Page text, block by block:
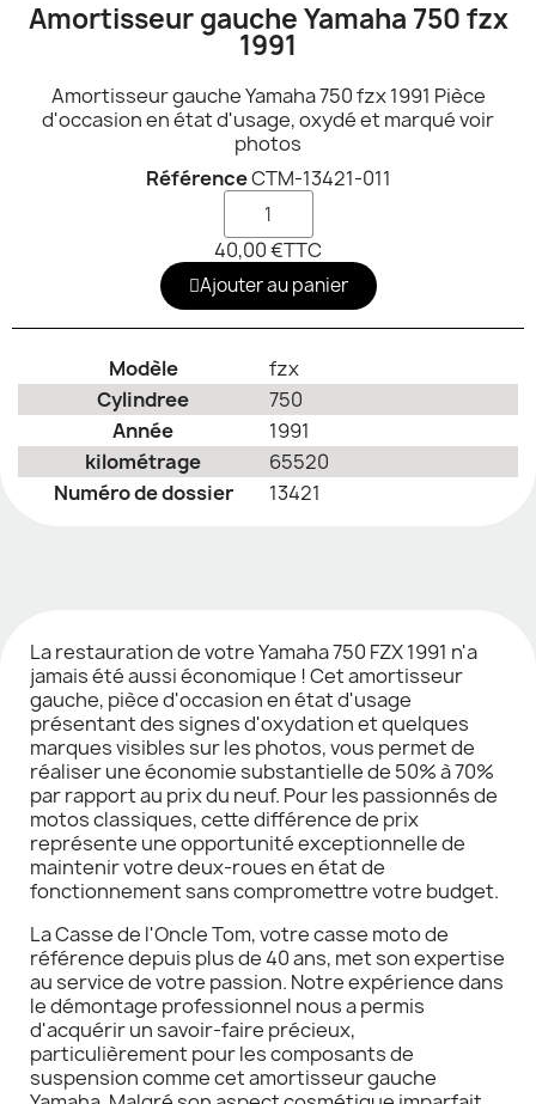
Amortisseur gauche Yamaha 750 fzx
1991
Amortisseur gauche Yamaha 750 fzx 1991 Pièce
d'occasion en état d'usage, oxydé et marqué voir
photos
RéférenceCTM-13421-011
40,00 €TTC
Ajouter au panier
Modèle
fzx
Cylindree
750
Année
1991
kilométrage
65520
Numéro de dossier
13421
La restauration de votre Yamaha 750 FZX 1991 n'a
jamais été aussi économique ! Cet amortisseur
gauche, pièce d'occasion en état d'usage
présentant des signes d'oxydation et quelques
marques visibles sur les photos, vous permet de
réaliser une économie substantielle de 50% à 70%
par rapport au prix du neuf. Pour les passionnés de
motos classiques, cette différence de prix
représente une opportunité exceptionnelle de
maintenir votre deux-roues en état de
fonctionnement sans compromettre votre budget.
La Casse de l'Oncle Tom, votre casse moto de
référence depuis plus de 40 ans, met son expertise
au service de votre passion. Notre expérience dans
le démontage professionnel nous a permis
d'acquérir un savoir-faire précieux,
particulièrement pour les composants de
suspension comme cet amortisseur gauche